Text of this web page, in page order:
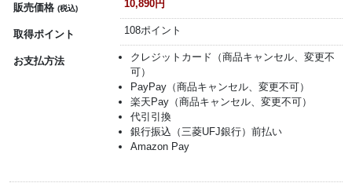
販売価格 (税込) 10,890円
取得ポイント 108ポイント
お支払方法
クレジットカード（商品キャンセル、変更不
可）
PayPay（商品キャンセル、変更不可）
楽天Pay（商品キャンセル、変更不可）
代引引換
銀行振込（三菱UFJ銀行）前払い
Amazon Pay